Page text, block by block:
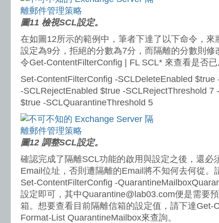
圖11 檢視SCL設定。
在如圖12所示的範例中，筆者下達了以下命令，來
設定為9分，拒絕的分數為7分，而隔離的分數則修
令Get-ContentFilterConfig | FL SCL* 來查看是否
Set-ContentFilterConfig -SCLDeleteEnabled
-SCLRejectEnabled $true -SCLRejectThreshold 7
$true -SCLQuarantineThreshold 5
圖12 調整SCL設定。
確認完成了隔離SCL功能的啟用與設定之後，還必
Email位址，否則遭隔離的Email將不知何去何從。
Set-ContentFilterConfig -
設定即可，其中Quarantine@lab03.com便是需要
箱。想要查看目前隔離信箱的設定值，請下達Get-
Format-List QuarantineMailbox來查詢。